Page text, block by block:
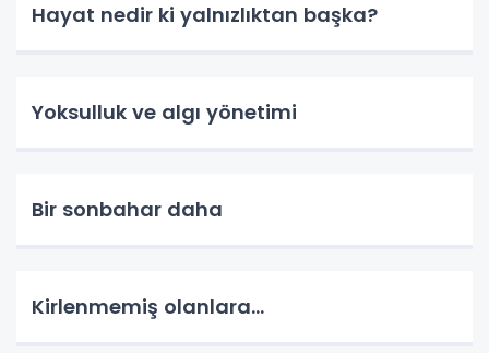
Hayat nedir ki yalnızlıktan başka?
Yoksulluk ve algı yönetimi
Bir sonbahar daha
Kirlenmemiş olanlara...